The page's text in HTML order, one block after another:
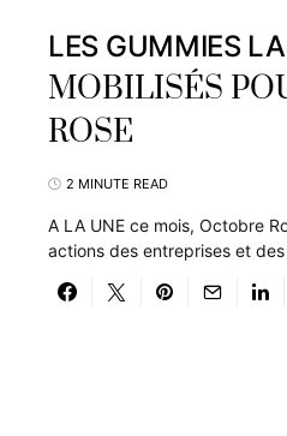
LES GUMMIES
MOBILISÉS
ROSE
2 MINUTE READ
A LA UNE ce mois, Octobre
actions des entreprises et